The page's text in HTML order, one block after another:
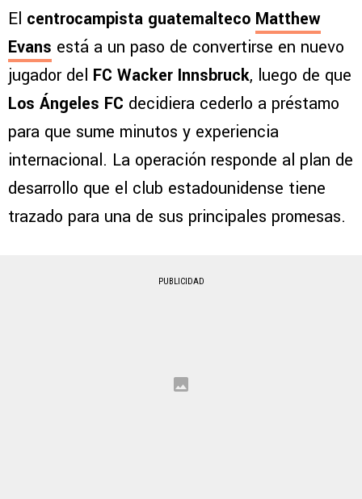
El centrocampista guatemalteco Matthew
Evans está a un paso de convertirse en nuevo
jugador del FC Wacker Innsbruck, luego de que
Los Ángeles FC decidiera cederlo a préstamo
para que sume minutos y experiencia
internacional. La operación responde al plan de
desarrollo que el club estadounidense tiene
trazado para una de sus principales promesas.
PUBLICIDAD